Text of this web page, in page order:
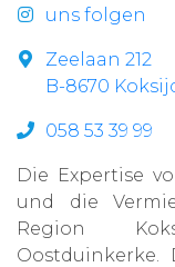
uns folgen
Zeelaan 212
B-8670
058 53 39 99
Die Expertise
und die
Region